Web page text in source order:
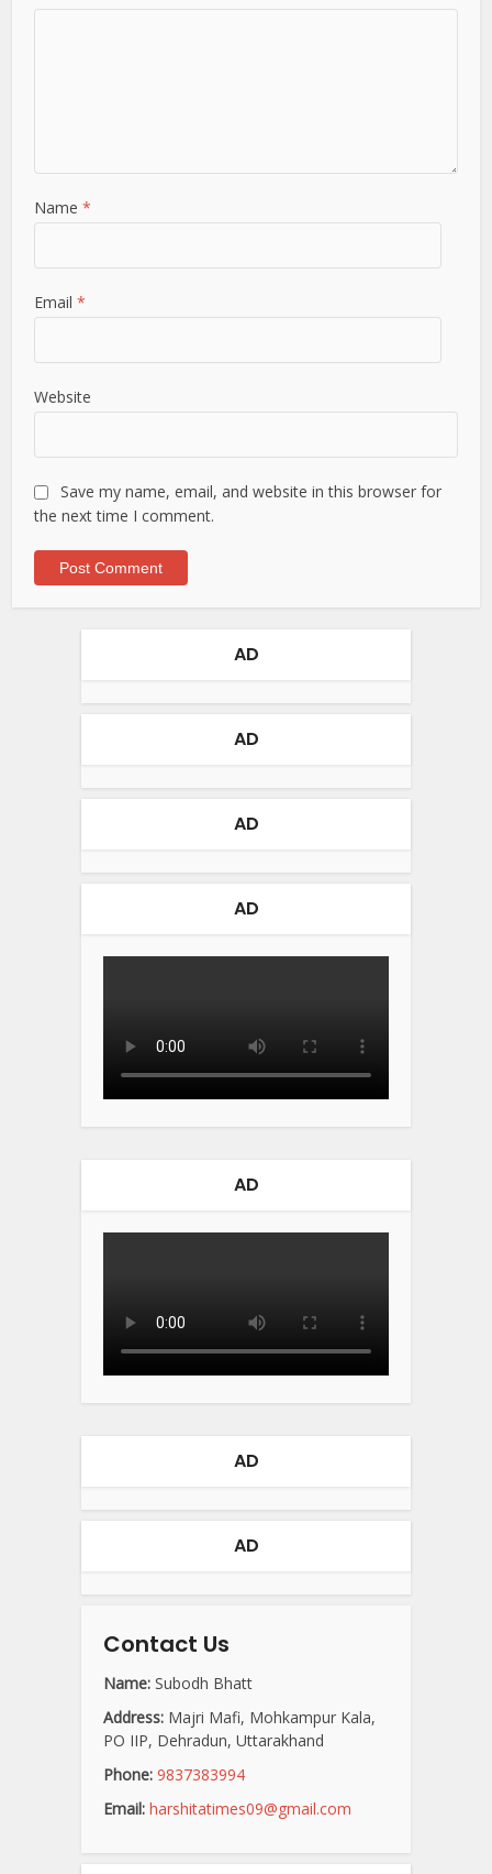
Name*
Email*
Website
Save my name, email, and website in this browser for
the next time I comment.
AD
AD
AD
AD
AD
AD
AD
Contact Us
Name: Subodh Bhatt
Address: Majri Mafi, Mohkampur Kala,
PO IIP, Dehradun, Uttarakhand
Phone: 9837383994
Email: harshitatimes09@gmail.com